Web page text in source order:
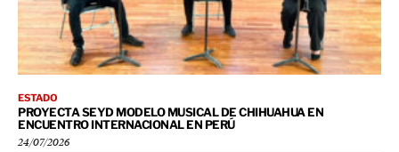
ESTADO
PROYECTA SEYD MODELO MUSICAL DE CHIHUAHUA EN
ENCUENTRO INTERNACIONAL EN PERÚ
24/07/2026